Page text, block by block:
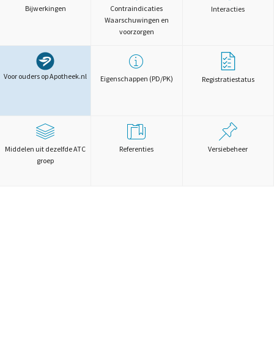
Bijwerkingen
Contraindicaties
Waarschuwingen en
voorzorgen
Interacties
Voor ouders op Apotheek.nl Eigenschappen (PD/PK) Registratiestatus
Middelen uit dezelfde ATC
groep
Referenties Versiebeheer